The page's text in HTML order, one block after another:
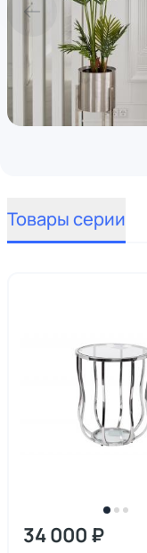
Товары серии
34 000 ₽